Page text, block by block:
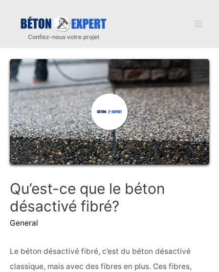
contenu
Qu’est-ce que le béton
désactivé fibré?
General
Le béton désactivé fibré, c’est du béton désactivé
classique, mais avec des fibres en plus. Ces fibres,